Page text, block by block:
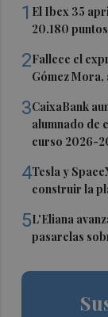
1 El Ibex 35
20.180 puntos
2Fallece el
Gómez Mora,
3CaixaBank
alumnado de
curso 2026-
4Tesla y
construir la
5L'Eliana
pasarelas